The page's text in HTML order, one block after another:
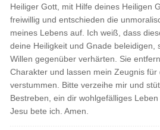
Heiliger Gott, mit Hilfe deines Heiligen
freiwillig und entschieden die
meines Lebens auf. Ich weiß, dass
deine Heiligkeit und Gnade beleidigen,
Willen gegenüber verhärten. Sie
Charakter und lassen mein Zeugnis für
verstummen. Bitte verzeihe mir und
Bestreben, ein dir wohlgefälliges
Jesu bete ich. Amen.